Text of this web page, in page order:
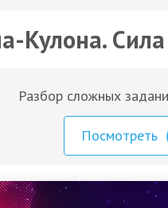
Кулона.
Разбор сложных
Посмотреть